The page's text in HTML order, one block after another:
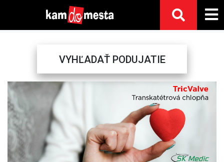
VYHĽADAŤ PODUJATIE
Previous